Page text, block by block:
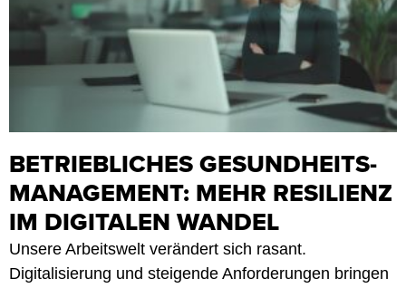
BETRIEBLICHES GESUNDHEITS-
MANAGEMENT: MEHR RESILIENZ
IM DIGITALEN WANDEL
Unsere Arbeitswelt verändert sich rasant.
Digitalisierung und steigende Anforderungen bringen